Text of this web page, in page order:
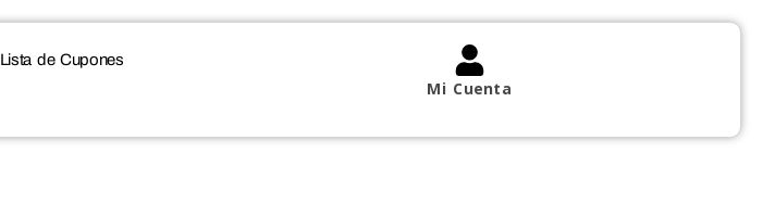
Lista de Cupones
Mi Cuenta